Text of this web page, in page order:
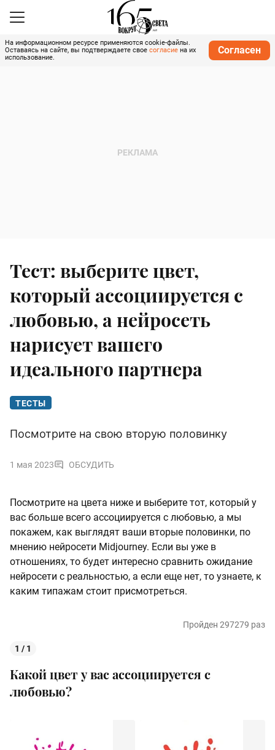
На информационном ресурсе применяются cookie-файлы.
Оставаясь на сайте, вы подтверждаете свое согласие на их
использование.
Согласен
Тест: выберите цвет,
который ассоциируется с
любовью, а нейросеть
нарисует вашего
идеального партнера
ТЕСТЫ
Посмотрите на свою вторую половинку
1 мая 2023 ОБСУДИТЬ
Посмотрите на цвета ниже и выберите тот, который у
вас больше всего ассоциируется с любовью, а мы
покажем, как выглядят ваши вторые половинки, по
мнению нейросети Midjourney. Если вы уже в
отношениях, то будет интересно сравнить ожидание
нейросети с реальностью, а если еще нет, то узнаете, к
каким типажам стоит присмотреться.
Пройден 297279 раз
1 / 1
Какой цвет у вас ассоциируется с
любовью?